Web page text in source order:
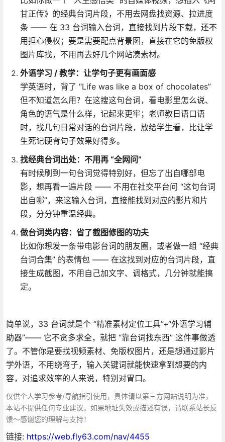
甘正传》的经典台词片段，不用去网盘找资源、拉进度
条 —— 在 33 台词输入台词，直接找到片段下载，还不
用担心侵权；要是需要配点背景图，直接在它的免版权
图片库找，不用再去好几个网站凑素材。
外语学习 / 教学：让学句子更有画面感
学英语时，背了 “Life was like a box of chocolates”
但不知道怎么用？在这搜这句台词，看电影里怎么说、
角色的语气是什么样，记起来更牢；老师教日语口语
时，找几句日常对话的台词片段，放给学生看，比让学
生死记硬背句子效果好得多。
找经典台词出处：不用再 “全网问”
有时候刷到一句台词觉得特别好，但忘了出自哪部电
影，想再看一遍片段 —— 不用在社交平台问 “这句台词
出自哪”，来这输入台词，直接能找到对应的影片和片
段，分分钟重温经典。
做台词类内容：省了截图修图的功夫
比如你想发一条带电影台词的朋友圈，或者做一组 “经典
台词合集” 的表情包 —— 在这找到对应的台词片段，直
接生成截图，不用自己加文字、调格式，几分钟就能搞
定。
简单说，33 台词就是个 “精准素材定位工具”+“外语学习辅
助器”—— 它不贪多求全，就把 “靠台词找东西” 这件事做透
了。不管你是要找视频素材、免版权图片，还是想通过影片
学外语，不用绕弯子，输入关键词就能快速拿到想要的内
容，对追求效率的人来说，特别对胃口。
仅供个人学习参考/导航指引使用，具体请以第三方网站说明为准，
本站不提供任何专业建议。如果地址失效或描述有误，请联系站长反
馈～感谢您的理解与支持！
链接: https://web.fly63.com/nav/4455